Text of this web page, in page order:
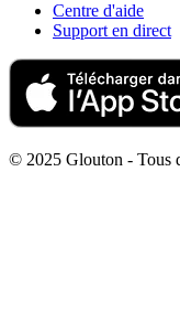
Centre d'aide
Support en direct
© 2025 Glouton - Tous